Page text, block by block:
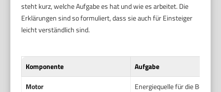
steht kurz, welche Aufgabe es hat und wie es arbeitet. Die
Erklärungen sind so formuliert, dass sie auch für Einsteiger
leicht verständlich sind.
Komponente
Aufgabe
Motor
Energiequelle für die